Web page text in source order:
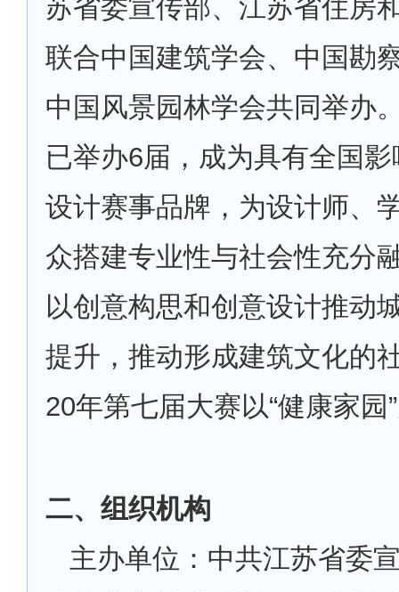
苏省委宣传部、江苏省住房
联合中国建筑学会、中国勘
中国风景园林学会共同举办
已举办6届，成为具有全国
设计赛事品牌，为设计师、
众搭建专业性与社会性充分
以创意构思和创意设计推动
提升，推动形成建筑文化的
20年第七届大赛以“健康家园
二、组织机构
主办单位：中共江苏省委